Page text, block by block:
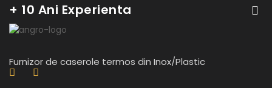
+ 10 Ani Experienta
Furnizor de caserole termos din Inox/Plastic